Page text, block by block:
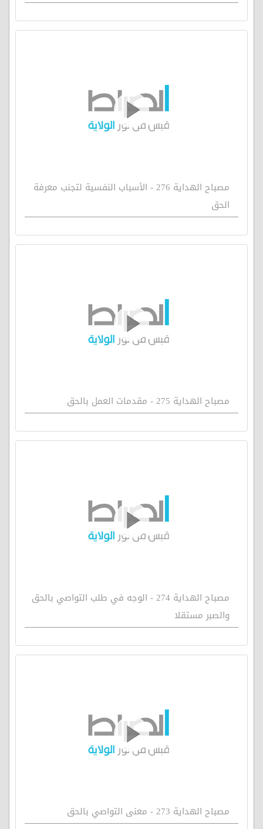
مصباح الهداية 276 - الأسباب النفسية لتجنب معرفة
الحق
مصباح الهداية 275 - مقدمات العمل بالحق
مصباح الهداية 274 - الوجه في طلب التواصي بالحق
والصبر مستقلا
مصباح الهداية 273 - معنى التواصي بالحق